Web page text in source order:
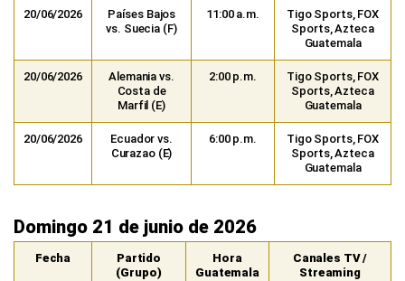
20/06/2026
Países Bajos
vs. Suecia (F)
11:00 a.m.
Tigo Sports, FOX
Sports, Azteca
Guatemala
20/06/2026
Alemania vs.
Costa de
Marfil (E)
2:00 p.m.
Tigo Sports, FOX
Sports, Azteca
Guatemala
20/06/2026
Ecuador vs.
Curazao (E)
6:00 p.m.
Tigo Sports, FOX
Sports, Azteca
Guatemala
Domingo 21 de junio de 2026
Fecha
Partido
(Grupo)
Hora
Guatemala
Canales TV /
Streaming